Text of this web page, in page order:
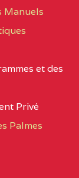
BP
BP
Manuels
et des
Privé
Palmes